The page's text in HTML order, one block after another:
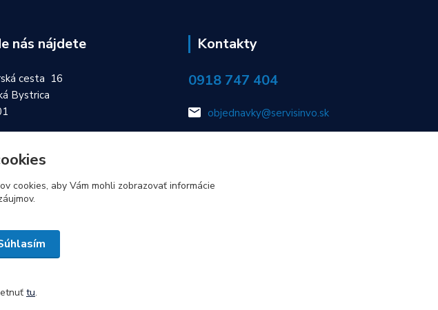
nás nájdete
cesta 16
Bystrica
Kontakty
0918 747 404
objednavky@servisinvo.sk
cookies, aby Vám mohli zobrazovať informácie
tu.